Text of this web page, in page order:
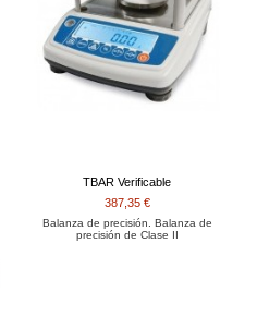
TBAR Verificable
387,35 €
Balanza de precisión. Balanza de
precisión de Clase II